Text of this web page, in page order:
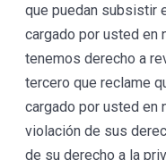
que puedan subsistir
cargado por usted en
tenemos derecho a
tercero que reclame
cargado por usted en
violación de sus
de su derecho a la